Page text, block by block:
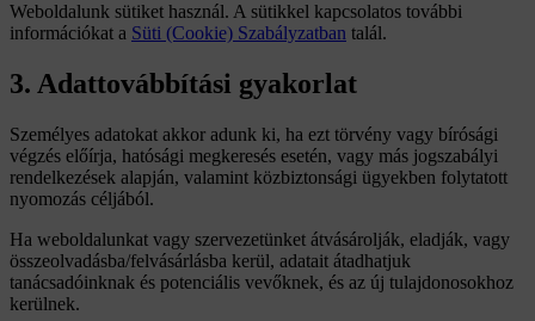
Weboldalunk sütiket használ. A sütikkel kapcsolatos további
információkat a Süti (Cookie) Szabályzatban talál.
3. Adattovábbítási gyakorlat
Személyes adatokat akkor adunk ki, ha ezt törvény vagy bírósági
végzés előírja, hatósági megkeresés esetén, vagy más jogszabályi
rendelkezések alapján, valamint közbiztonsági ügyekben folytatott
nyomozás céljából.
Ha weboldalunkat vagy szervezetünket átvásárolják, eladják, vagy
összeolvadásba/felvásárlásba kerül, adatait átadhatjuk
tanácsadóinknak és potenciális vevőknek, és az új tulajdonosokhoz
kerülnek.